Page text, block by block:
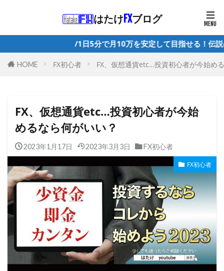
はたけ FXブログ
日5分で月10万を安定して目指せる！伝説のEAの詳細は▶︎コチ
HOME FX初心者 FX、仮想通貨etc…投資初心者が今始め
FX、仮想通貨etc…投資初心者が今始
めるなら何がいい？
2023年1月17日 2023年3月3日 FX初心者
FX初心者